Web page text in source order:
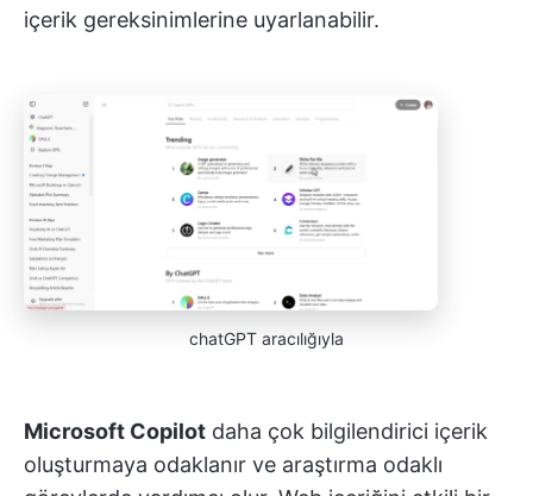
içerik gereksinimlerine uyarlanabilir.
chatGPT aracılığıyla
Microsoft Copilot daha çok bilgilendirici içerik
oluşturmaya odaklanır ve araştırma odaklı